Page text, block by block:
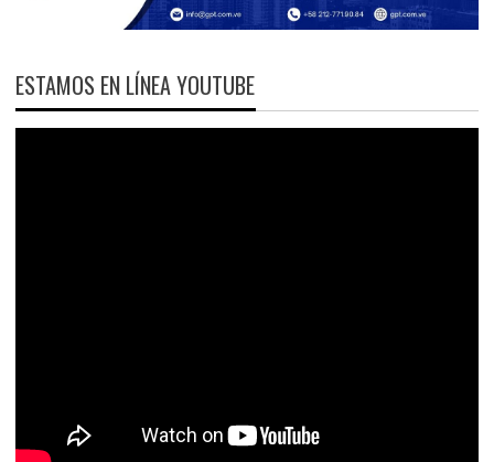
ESTAMOS EN LÍNEA YOUTUBE